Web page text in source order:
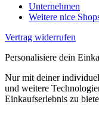
Unternehmen
Weitere nice
Vertrag widerrufen
Personalisiere dein
Nur mit deiner
und weitere
Einkaufserlebnis zu